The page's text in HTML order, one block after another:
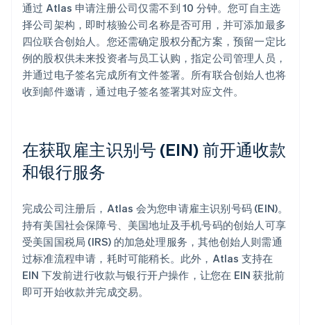
通过 Atlas 申请注册公司仅需不到 10 分钟。您可自主选
择公司架构，即时核验公司名称是否可用，并可添加最多
四位联合创始人。您还需确定股权分配方案，预留一定比
例的股权供未来投资者与员工认购，指定公司管理人员，
并通过电子签名完成所有文件签署。所有联合创始人也将
收到邮件邀请，通过电子签名签署其对应文件。
在获取雇主识别号 (EIN) 前开通收款
和银行服务
完成公司注册后，Atlas 会为您申请雇主识别号码 (EIN)。
持有美国社会保障号、美国地址及手机号码的创始人可享
受美国国税局 (IRS) 的加急处理服务，其他创始人则需通
过标准流程申请，耗时可能稍长。此外，Atlas 支持在
EIN 下发前进行收款与银行开户操作，让您在 EIN 获批前
即可开始收款并完成交易。